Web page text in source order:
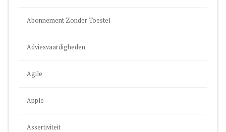
Abonnement Zonder Toestel
Adviesvaardigheden
Agile
Apple
Assertiviteit